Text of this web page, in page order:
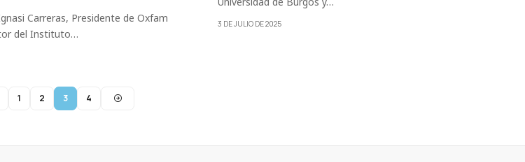
Carreras, Presidente de Oxfam
del Instituto…
3 DE JULIO DE 2025
1 2 3 4